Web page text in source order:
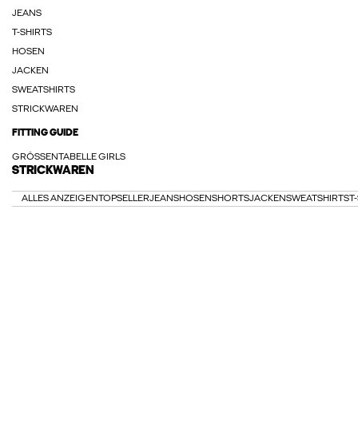
JEANS
T-SHIRTS
HOSEN
JACKEN
SWEATSHIRTS
STRICKWAREN
FITTING GUIDE
GRÖSSENTABELLE GIRLS
STRICKWAREN
ALLES ANZEIGENTOPSELLERJEANSHOSENSHORTSJACKENSWEATSHIRTS